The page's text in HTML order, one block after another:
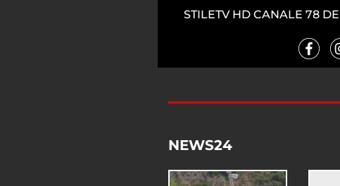
STILETV HD CANALE 78
NEWS24